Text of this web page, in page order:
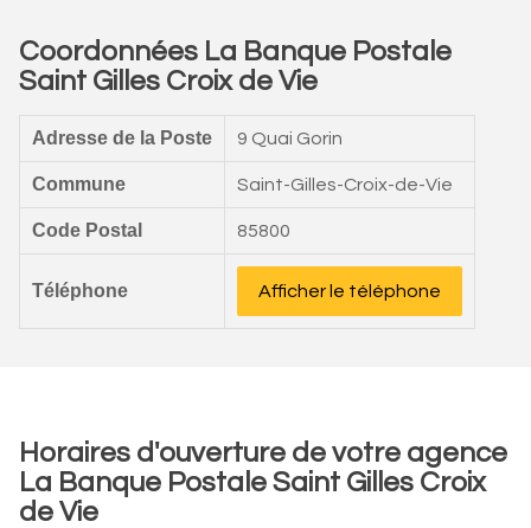
Coordonnées La Banque Postale
Saint Gilles Croix de Vie
Adresse de la Poste 9 Quai Gorin
Commune Saint-Gilles-Croix-de-Vie
Code Postal 85800
Téléphone Afficher le téléphone
Horaires d'ouverture de votre agence
La Banque Postale Saint Gilles Croix
de Vie